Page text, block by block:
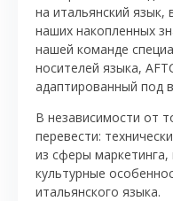
на итальянский
наших накопленных
нашей команде
носителей языка,
адаптированный под
В независимости от
перевести:
из сферы
культурные
итальянского языка.